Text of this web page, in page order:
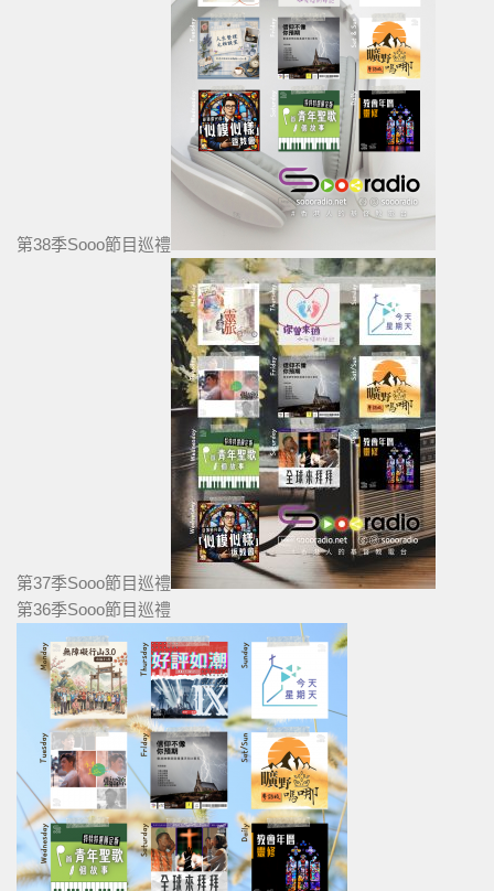
第38季Sooo節目巡禮
第37季Sooo節目巡禮
第36季Sooo節目巡禮